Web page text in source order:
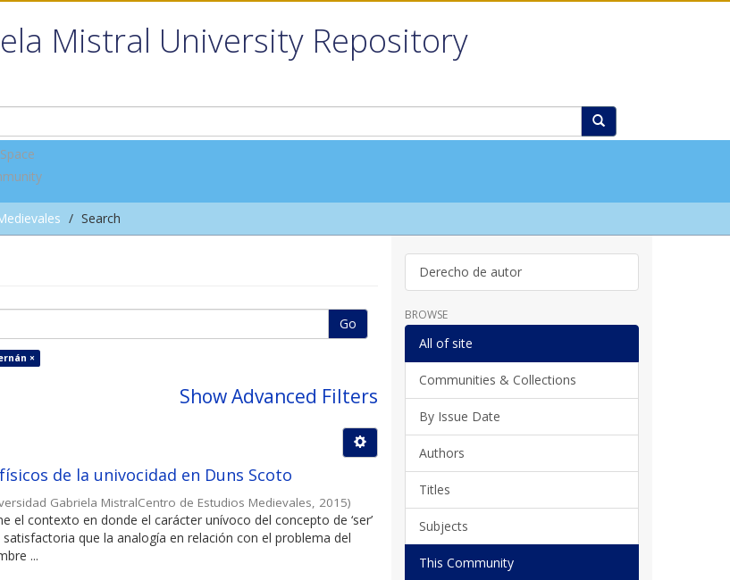
Mistral University Repository
Search
Go
×
Show Advanced Filters
de la univocidad en Duns Scoto
Gabriela MistralCentro de Estudios Medievales 2015)
el contexto en donde el carácter unívoco del concepto de ‘ser’
que la analogía en relación con el problema del
...
Derecho de autor
BROWSE
All of site
Communities & Collections
By Issue Date
Authors
Titles
Subjects
This Community